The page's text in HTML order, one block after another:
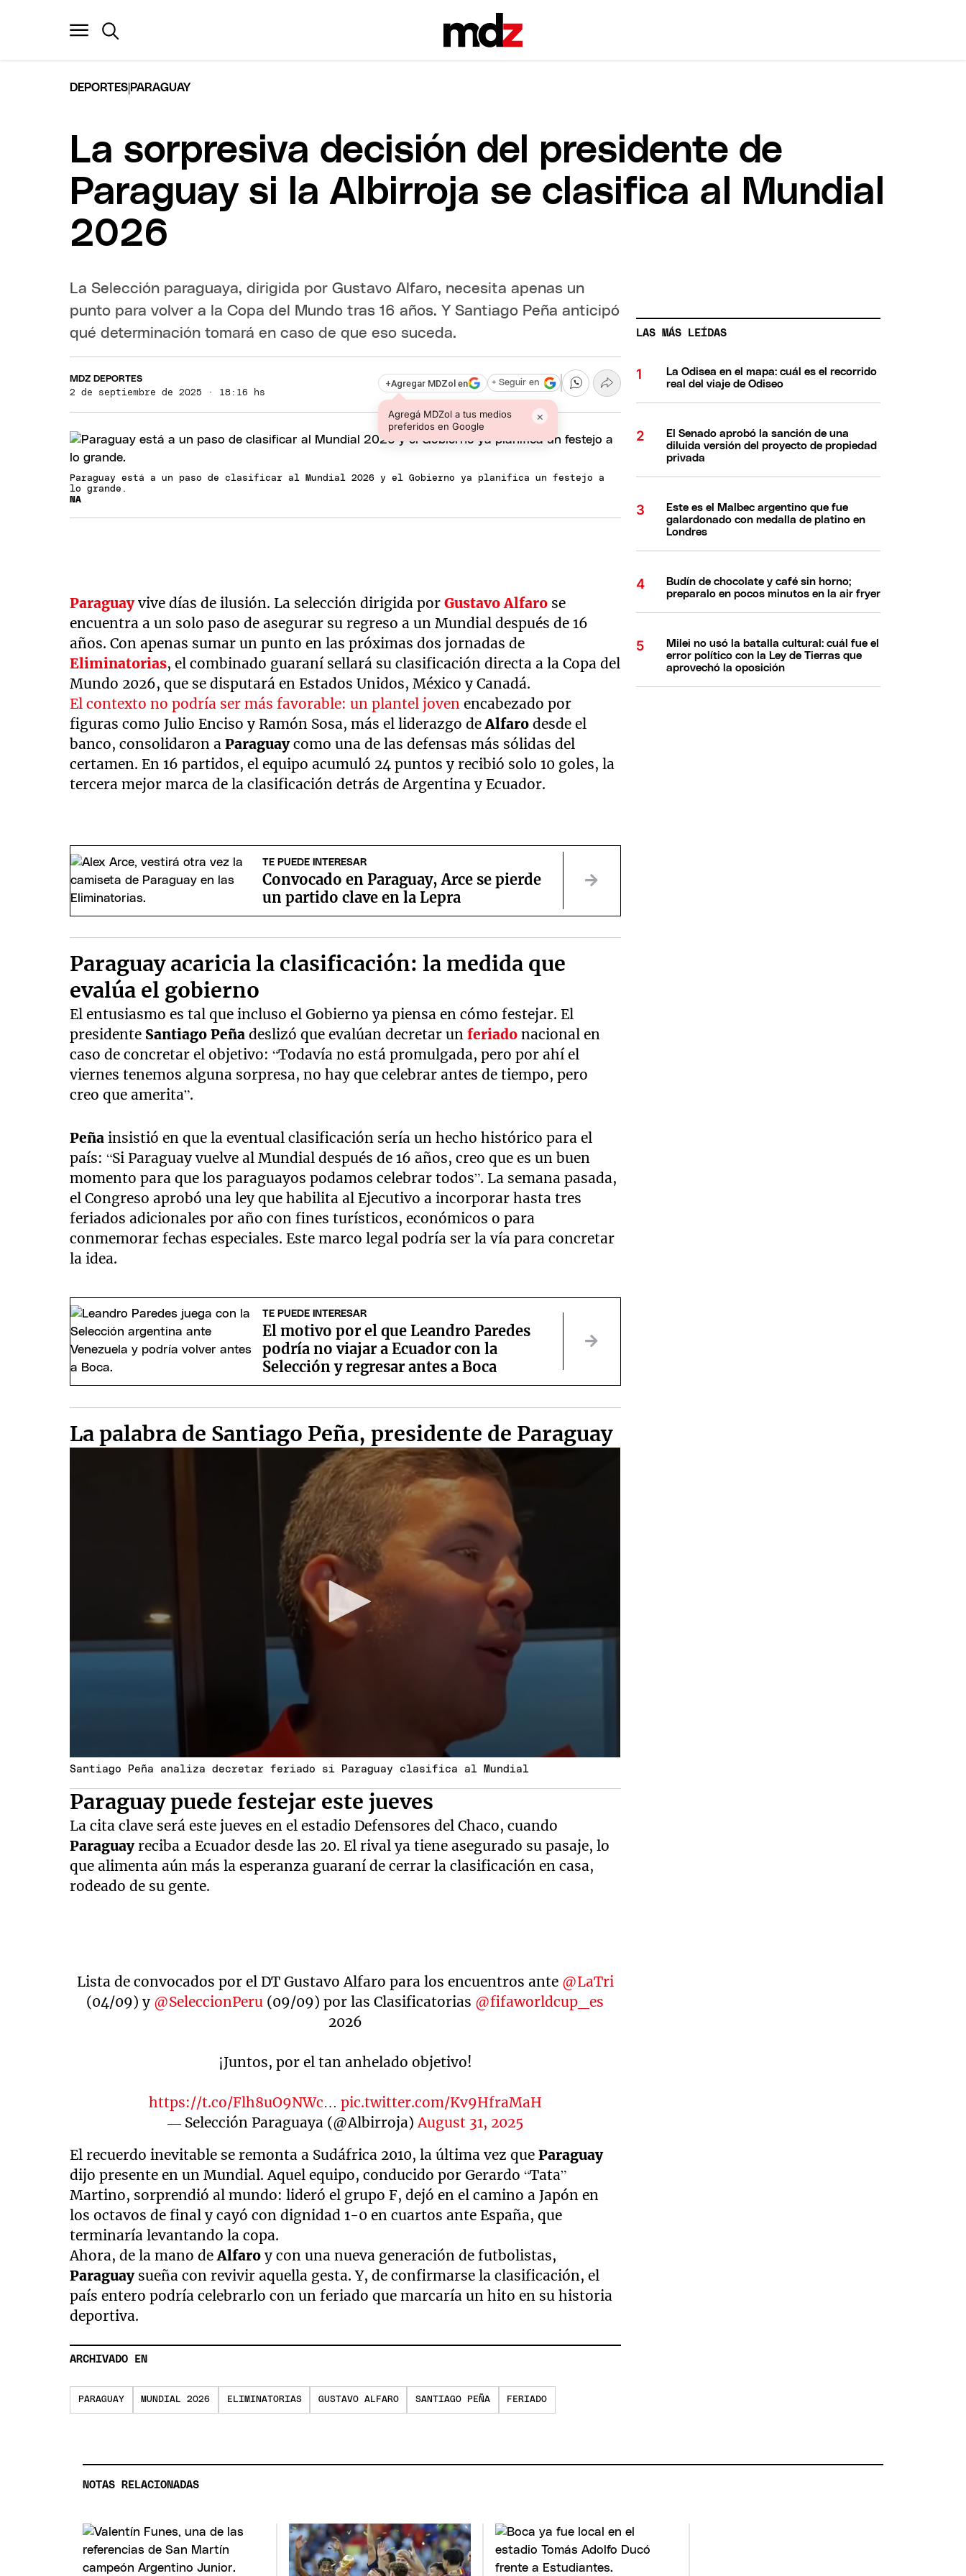
DEPORTES PARAGUAY
La sorpresiva decisión del presidente de
Paraguay si la Albirroja se clasifica al Mundial
2026
La Selección paraguaya, dirigida por Gustavo Alfaro, necesita apenas un
punto para volver a la Copa del Mundo tras 16 años. Y Santiago Peña anticipó
qué determinación tomará en caso de que eso suceda.
MDZ DEPORTES
2 de septiembre de 2025 · 18:16 hs
+Agregar MDZol en
Agregá MDZol a tus medios
preferidos en Google
×
+ Seguir en
Paraguay está a un paso de clasificar al Mundial 2026 y el Gobierno ya planifica un festejo a
lo grande.
NA
Paraguayvive días de ilusión. La selección dirigida porGustavo Alfaro se
encuentra a un solo paso de asegurar su regreso a un Mundial después de 16
años. Con apenas sumar un punto en las próximas dos jornadas de
Eliminatorias, el combinado guaraní sellará su clasificación directa a la Copa del
Mundo 2026, que se disputará en Estados Unidos, México y Canadá.
El contexto no podría ser más favorable: un plantel joven encabezado por
figuras como Julio Enciso y Ramón Sosa, más el liderazgo deAlfarodesde el
banco, consolidaron aParaguaycomo una de las defensas más sólidas del
certamen. En 16 partidos, el equipo acumuló 24 puntos y recibió solo 10 goles, la
tercera mejor marca de la clasificación detrás de Argentina y Ecuador.
TE PUEDE INTERESAR
Convocado en Paraguay, Arce se pierde
un partido clave en la Lepra
Paraguay acaricia la clasificación: la medida que
evalúa el gobierno
El entusiasmo es tal que incluso el Gobierno ya piensa en cómo festejar. El
presidente Santiago Peña deslizó que evalúan decretar unferiado nacional en
caso de concretar el objetivo: “Todavía no está promulgada, pero por ahí el
viernes tenemos alguna sorpresa, no hay que celebrar antes de tiempo, pero
creo que amerita”.
Peñainsistió en que la eventual clasificación sería un hecho histórico para el
país: “Si Paraguay vuelve al Mundial después de 16 años, creo que es un buen
momento para que los paraguayos podamos celebrar todos”. La semana pasada,
el Congreso aprobó una ley que habilita al Ejecutivo a incorporar hasta tres
feriados adicionales por año con fines turísticos, económicos o para
conmemorar fechas especiales. Este marco legal podría ser la vía para concretar
la idea.
TE PUEDE INTERESAR
El motivo por el que Leandro Paredes
podría no viajar a Ecuador con la
Selección y regresar antes a Boca
La palabra de Santiago Peña, presidente de Paraguay
Santiago Peña analiza decretar feriado si Paraguay clasifica al Mundial
Paraguay puede festejar este jueves
La cita clave será este jueves en el estadio Defensores del Chaco, cuando
Paraguayreciba a Ecuador desde las 20. El rival ya tiene asegurado su pasaje, lo
que alimenta aún más la esperanza guaraní de cerrar la clasificación en casa,
rodeado de su gente.
Lista de convocados por el DT Gustavo Alfaro para los encuentros ante @LaTri
(04/09) y @SeleccionPeru (09/09) por las Clasificatorias @fifaworldcup_es
2026
¡Juntos, por el tan anhelado objetivo!
https://t.co/Flh8uO9NWc… pic.twitter.com/Kv9HfraMaH
— Selección Paraguaya (@Albirroja)August 31, 2025
El recuerdo inevitable se remonta a Sudáfrica 2010, la última vez queParaguay
dijo presente en un Mundial. Aquel equipo, conducido por Gerardo “Tata”
Martino, sorprendió al mundo: lideró el grupo F, dejó en el camino a Japón en
los octavos de final y cayó con dignidad 1-0 en cuartos ante España, que
terminaría levantando la copa.
Ahora, de la mano deAlfaroy con una nueva generación de futbolistas,
Paraguay sueña con revivir aquella gesta. Y, de confirmarse la clasificación, el
país entero podría celebrarlo con un feriado que marcaría un hito en su historia
deportiva.
ARCHIVADO EN
PARAGUAY MUNDIAL 2026 ELIMINATORIAS GUSTAVO ALFARO SANTIAGO PEÑA FERIADO
LAS MÁS LEÍDAS
La Odisea en el mapa: cuál es el recorrido
real del viaje de Odiseo
El Senado aprobó la sanción de una
diluida versión del proyecto de propiedad
privada
Este es el Malbec argentino que fue
galardonado con medalla de platino en
Londres
Budín de chocolate y café sin horno;
preparalo en pocos minutos en la air fryer
Milei no usó la batalla cultural: cuál fue el
error político con la Ley de Tierras que
aprovechó la oposición
NOTAS RELACIONADAS